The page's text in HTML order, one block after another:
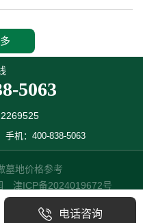
5063
手机：400-838-5063
墓地价格参考
津ICP备2024019672号
电话咨询